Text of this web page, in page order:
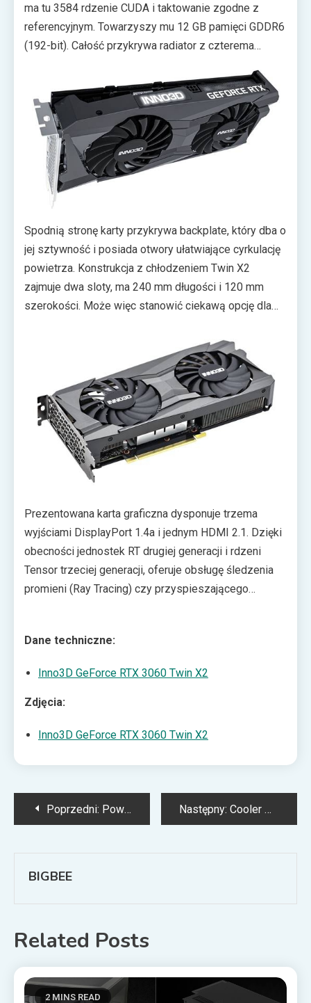
ma tu 3584 rdzenie CUDA i taktowanie zgodne z
referencyjnym. Towarzyszy mu 12 GB pamięci GDDR6
(192-bit). Całość przykrywa radiator z czterema
tłoczą dwa śmigła o średnicy 9 cm. Producent chwali
się ich wysokiej jakości łożyskami i łopatkami Scythe,
które mają przekładać się na niskie temperatury i
cichą pracę.
Spodnią stronę karty przykrywa backplate, który dba o
jej sztywność i posiada otwory ułatwiające cyrkulację
powietrza. Konstrukcja z chłodzeniem Twin X2
zajmuje dwa sloty, ma 240 mm długości i 120 mm
szerokości. Może więc stanowić ciekawą opcję dla
GeForce RTX 3060 Twin X2 ma zadowalać się
ograniczoną ilością energii. Do stabilnego działania
powinien wystarczyć zasilacz o mocy 550 W i jeden
kabel PCI-E 8-pin.
Prezentowana karta graficzna dysponuje trzema
wyjściami DisplayPort 1.4a i jednym HDMI 2.1. Dzięki
obecności jednostek RT drugiej generacji i rdzeni
Tensor trzeciej generacji, oferuje obsługę śledzenia
promieni (Ray Tracing) czy przyspieszającego
3060 Twin X2 w sklepach. Jednocześnie producent
dostępności.
Dane techniczne:
Inno3D GeForce RTX 3060 Twin X2
Zdjęcia:
Inno3D GeForce RTX 3060 Twin X2
Nawigacja
Poprzedni: PowerWalker VI 1000 LCD FR – bezgłośny bohater Następny: Cooler Master SK620 – kompaktowy “mechanik” do zabawy i pracy
BIGBEE
Related Posts
2 MINS READ